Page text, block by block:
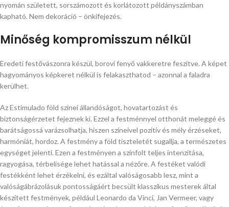
nyomán született, sorszámozott és korlátozott példányszámban
kapható. Nem dekoráció – önkifejezés.
Minőség kompromisszum nélkül
Eredeti festővászonra készül, borovi fenyő vakkeretre feszítve. A képet
hagyományos képkeret nélkül is felakaszthatod – azonnal a faladra
kerülhet.
Az Estimulado föld színei állandóságot, hovatartozást és
biztonságérzetet fejeznek ki. Ezzel a festménnyel otthonát meleggé és
barátságossá varázsolhatja, hiszen színeivel pozitív és mély érzéseket,
harmóniát, hordoz. A festmény a föld tiszteletét sugallja, a természetes
egységet jelenti. Ezen a festményen a színfolt teljes intenzitása,
ragyogása, térbelisége lehet hatással a nézőre. A festéket valódi
festékként lehet érzékelni, és ezáltal valóságosabb lesz, mint a
valóságábrázolásuk pontosságáért becsült klasszikus mesterek által
készített festmények, például Leonardo da Vinci, Jan Vermeer, vagy